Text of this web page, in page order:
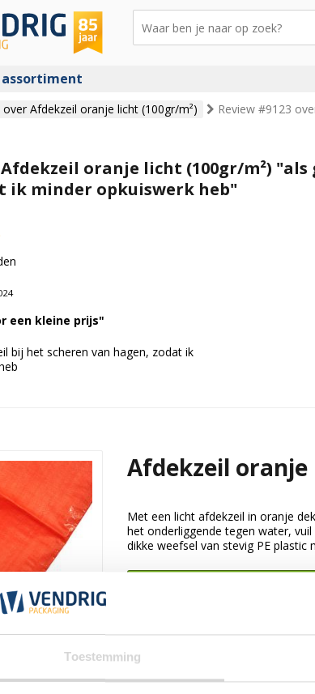
Toestemming
Afdekzeil oranje licht (100gr/m²) Review #9123
Afdekzeil oranje licht (100gr/m²)
ik minder opkuiswerk heb"
een kleine prijs"
bij het scheren van hagen, zodat ik
Afdekzeil
Met een licht afdekzeil in oranje
het onderliggende tegen water,
dikke weefsel van stevig PE